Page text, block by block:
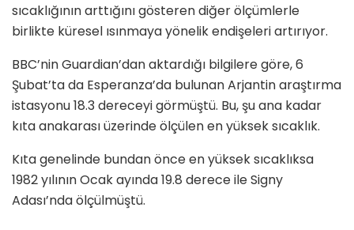
sıcaklığının arttığını gösteren diğer ölçümlerle
birlikte küresel ısınmaya yönelik endişeleri artırıyor.
BBC’nin Guardian’dan aktardığı bilgilere göre, 6
Şubat’ta da Esperanza’da bulunan Arjantin araştırma
istasyonu 18.3 dereceyi görmüştü. Bu, şu ana kadar
kıta anakarası üzerinde ölçülen en yüksek sıcaklık.
Kıta genelinde bundan önce en yüksek sıcaklıksa
1982 yılının Ocak ayında 19.8 derece ile Signy
Adası’nda ölçülmüştü.